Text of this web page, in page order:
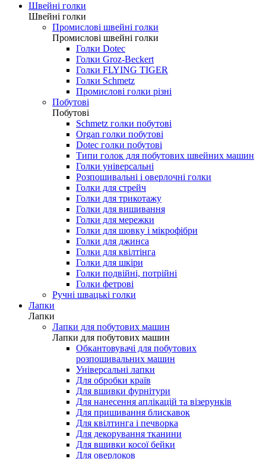
Швейні голки
Швейні голки
Промислові швейні голки
Промислові швейні голки
Голки Dotec
Голки Groz-Beckert
Голки FLYING TIGER
Голки Schmetz
Промислові голки різні
Побутові
Побутові
Schmetz голки побутові
Organ голки побутові
Dotec голки побутові
Типи голок для побутових швейних машин
Голки універсальні
Розпошивальні і оверлочні голки
Голки для стрейч
Голки для трикотажу
Голки для вишивання
Голки для мережки
Голки для шовку і мікрофібри
Голки для джинса
Голки для квілтінга
Голки для шкіри
Голки подвійні, потрійні
Голки фетрові
Ручні швацькі голки
Лапки
Лапки
Лапки для побутових машин
Лапки для побутових машин
Обкантовувачі для побутових
розпошивальних машин
Універсальні лапки
Для обробки країв
Для вшивки фурнітури
Для нанесення аплікацій та візерунків
Для пришивання блискавок
Для квілтинга і печворка
Для декорування тканини
Для вшивки косої бейки
Для оверлоков